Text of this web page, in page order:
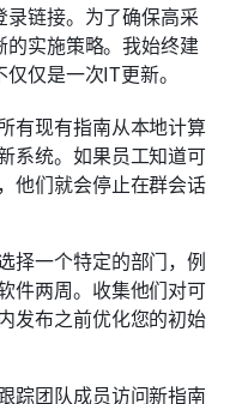
链接。为了确保高采
实施策略。我始终建
仅是一次IT更新。
有现有指南从本地计算
系统。如果员工知道可
他们就会停止在群会话
择一个特定的部门，例
件两周。收集他们对可
发布之前优化您的初始
踪团队成员访问新指南